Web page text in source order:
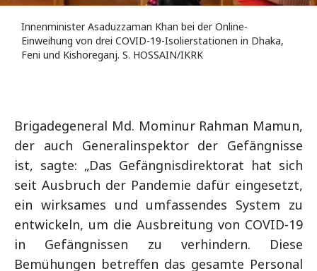
Innenminister Asaduzzaman Khan bei der Online-
Einweihung von drei COVID-19-Isolierstationen in Dhaka,
Feni und Kishoreganj. S. HOSSAIN/IKRK
Brigadegeneral Md. Mominur Rahman Mamun,
der auch Generalinspektor der Gefängnisse
ist, sagte: „Das Gefängnisdirektorat hat sich
seit Ausbruch der Pandemie dafür eingesetzt,
ein wirksames und umfassendes System zu
entwickeln, um die Ausbreitung von COVID-19
in Gefängnissen zu verhindern. Diese
Bemühungen betreffen das gesamte Personal